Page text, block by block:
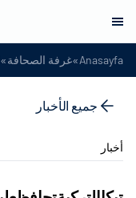
Anasayfa
»غرفة الصحافة»
جميع الأخبار
أخبار